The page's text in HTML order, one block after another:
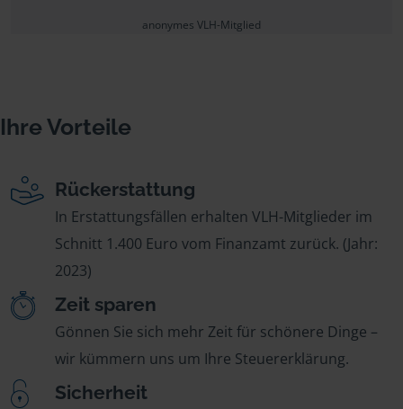
anonymes VLH-Mitglied
Ihre Vorteile
Rückerstattung
In Erstattungsfällen erhalten VLH-Mitglieder im
Schnitt 1.400 Euro vom Finanzamt zurück. (Jahr:
2023)
Zeit sparen
Gönnen Sie sich mehr Zeit für schönere Dinge –
wir kümmern uns um Ihre Steuererklärung.
Sicherheit